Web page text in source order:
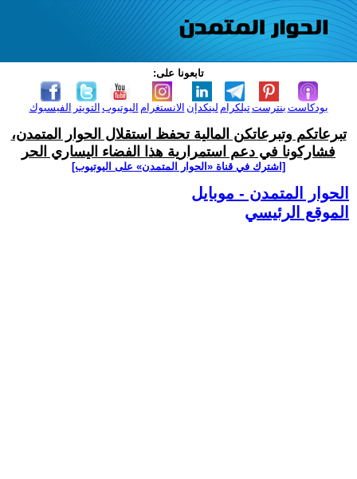
تابعونا على:
الفيسبوك التويتر اليوتيوب الانستغرام لينكدإن تيلكرامبنترست بودكاست
تبرعاتكم وتبرعاتكن المالية تحفظ استقلال الحوار المتمدن،
فشاركونا في دعم استمرارية هذا الفضاء اليساري الحر
[اشترك في قناة ‫«الحوار المتمدن» على اليوتيوب]
الحوار المتمدن - موبايل
الموقع الرئيسي